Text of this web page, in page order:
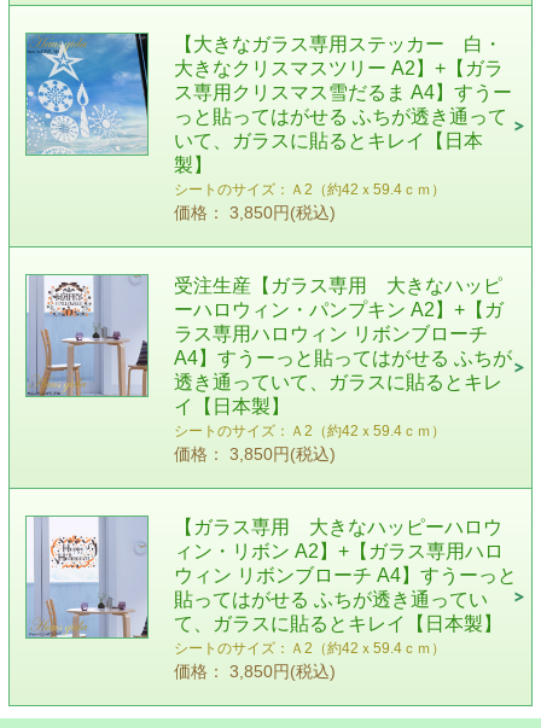
【大きなガラス専用ステッカー 白・
大きなクリスマスツリー A2】+【ガラ
ス専用クリスマス雪だるま A4】すうー
っと貼ってはがせる ふちが透き通って
いて、ガラスに貼るとキレイ【日本
製】
シートのサイズ：Ａ2（約42ｘ59.4ｃｍ）
価格： 3,850円(税込)
受注生産【ガラス専用 大きなハッピ
ーハロウィン・パンプキン A2】+【ガ
ラス専用ハロウィン リボンブローチ
A4】すうーっと貼ってはがせる ふちが
透き通っていて、ガラスに貼るとキレ
イ【日本製】
シートのサイズ：Ａ2（約42ｘ59.4ｃｍ）
価格： 3,850円(税込)
【ガラス専用 大きなハッピーハロウ
ィン・リボン A2】+【ガラス専用ハロ
ウィン リボンブローチ A4】すうーっと
貼ってはがせる ふちが透き通ってい
て、ガラスに貼るとキレイ【日本製】
シートのサイズ：Ａ2（約42ｘ59.4ｃｍ）
価格： 3,850円(税込)